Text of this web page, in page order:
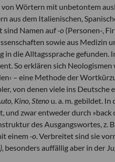
Wörtern mit unbetontem
aus dem Italienischen,
sind Namen auf-o (Personen-,
sowie aus Medizin
in die Alltagssprache
So erklären sich Neologismen
– eine Methode der
von denen viele ins Deutsche
Kino, Steno u. a. m. gebildet.
und zwar entweder durch
des Ausgangswortes, z.
einem -o. Verbreitet sind sie
, besonders auffällig aber in der